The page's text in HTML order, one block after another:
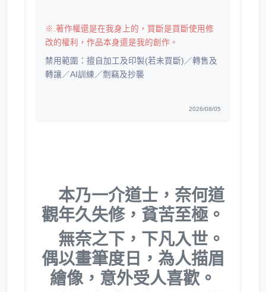
※.著作權還是在我身上的，買斷是買斷使用修
改的權利，作品本身還是我的創作。
禁用範圍：擅自加工及印製(若未買斷)／轉售及
轉讓／AI訓練／剽竊及抄襲
2026/08/05
本乃一介道士，奈何道
觀年久失修，貧苦至極。
無奈之下，下凡入世。
偶以畫筆度日，為人描眉
繪像，意外受人喜歡。